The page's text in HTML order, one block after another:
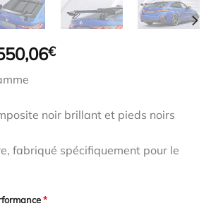
:
€Le
1550,06€.
noir brillant et pieds noirs
fabriqué spécifiquement pour le
*